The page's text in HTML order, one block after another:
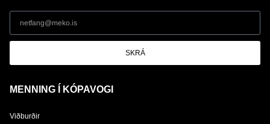
SKRÁ
MENNING Í KÓPAVOGI
Viðburðir